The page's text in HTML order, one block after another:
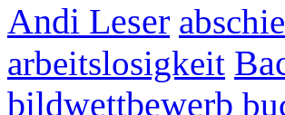
Andi Leser
arbeitslosigkeit
bildwettbewerb